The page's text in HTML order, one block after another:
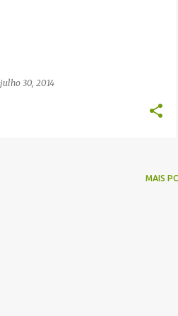
julho 30, 2014
MAIS